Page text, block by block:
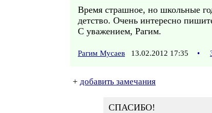
Время страшное, но школьные
детство. Очень интересно
С уважением, Рагим.
Рагим Мусаев 13.02.2012 17:35 •
+ добавить замечания
СПАСИБО!